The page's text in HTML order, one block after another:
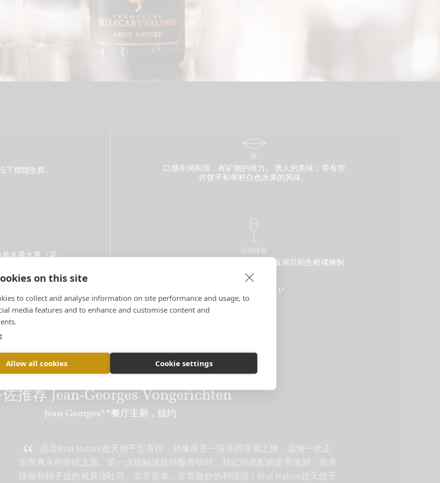
on this site
to collect and analyse information on site performance and usage, to
media features and to enhance and customise content and
Allow all cookies Cookie settings
熠熠生辉。
味
口感丰润和谐，有矿物的张力。 诱人的美味：带有些
许饼干和带籽白色水果的风味。
多重水果（花
品酒体验
搭佐精致美食：小牛肉薄片、铁板扇贝和生柑橘腌制
鱼。
侍酒温度：10-11°
推荐 Jean-Georges Vongerichten
Jean-Georges**餐厅主厨，纽约
“ 品尝Brut Nature超天然干型香槟，就像展开一段香槟寻源之旅，追溯一款正
宗而隽永的香槟之源。第一次接触这款特酿香槟时，我记得搭配的是带海胆、南美
辣椒和柚子皮的咸黄油吐司。非常简单。非常微妙的和谐感！Brut Nature超天然干